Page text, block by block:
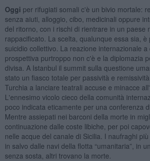
Oggi per rifugiati somali c'è un bivio mortale:
senza aiuti, alloggio, cibo, medicinali oppure
del ritorno, con i rischi di rientrare in un paese
rappacificato. La scelta, qualunque essa sia, è
suicidio collettivo. La reazione internazionale
prospettiva purtroppo non c'è e la diplomazia
divisa. A Istanbul il summit sulla questione
stato un fiasco totale per passività e
Turchia a lanciare teatrali accuse e minacce all'
L'ennesimo vicolo cieco della comunità
poco indicata eticamente per una conferenza
Mentre assiepati nei barconi della morte in
continuazione dalle coste libiche, per poi
nelle acque del canale di Sicilia. I naufraghi
in salvo dalle navi della flotta “umanitaria”, in
senza sosta, altri trovano la morte.